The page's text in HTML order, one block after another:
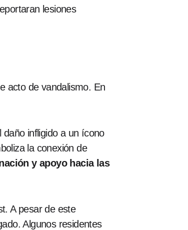
lesiones
acto de vandalismo. En
infligido a un ícono
la conexión de
y apoyo hacia las
A pesar de este
Algunos residentes